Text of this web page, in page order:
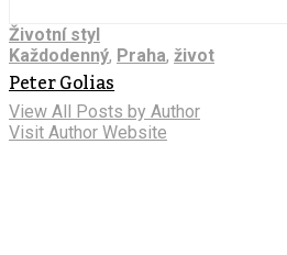
Životní styl
Každodenný, Praha, život
Peter Golias
View All Posts by Author
Visit Author Website